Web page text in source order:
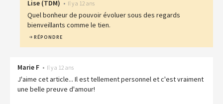
Lise (TDM) • Il y a 12 ans
Quel bonheur de pouvoir évoluer sous des regards
bienveillants comme le tien.
RÉPONDRE
Marie F • Il y a 12 ans
J'aime cet article... Il est tellement personnel et c'est vraiment
une belle preuve d'amour!